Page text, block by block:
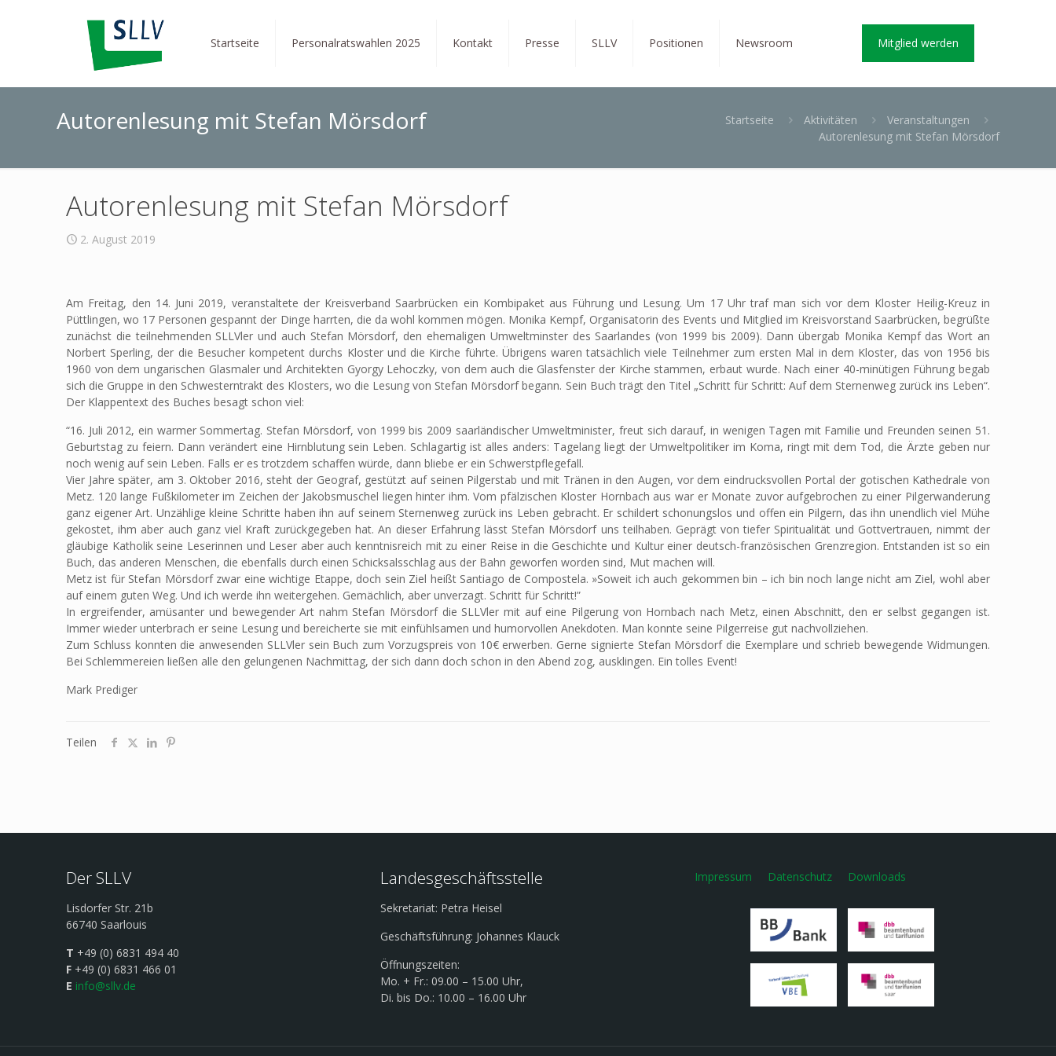
Startseite Personalratswahlen 2025 Kontakt Presse SLLV Positionen Newsroom Mitglied werden
Autorenlesung mit Stefan Mörsdorf Startseite Aktivitäten
Veranstaltungen
Autorenlesung mit Stefan Mörsdorf
Autorenlesung mit Stefan Mörsdorf
2. August 2019
Am Freitag, den 14. Juni 2019, veranstaltete der Kreisverband Saarbrücken ein Kombipaket aus Führung und Lesung. Um 17 Uhr traf man sich vor dem Kloster Heilig-Kreuz in
Püttlingen, wo 17 Personen gespannt der Dinge harrten, die da wohl kommen mögen. Monika Kempf, Organisatorin des Events und Mitglied im Kreisvorstand Saarbrücken, begrüßte
zunächst die teilnehmenden SLLVler und auch Stefan Mörsdorf, den ehemaligen Umweltminster des Saarlandes (von 1999 bis 2009). Dann übergab Monika Kempf das Wort an
Norbert Sperling, der die Besucher kompetent durchs Kloster und die Kirche führte. Übrigens waren tatsächlich viele Teilnehmer zum ersten Mal in dem Kloster, das von 1956 bis
1960 von dem ungarischen Glasmaler und Architekten Gyorgy Lehoczky, von dem auch die Glasfenster der Kirche stammen, erbaut wurde. Nach einer 40-minütigen Führung begab
sich die Gruppe in den Schwesterntrakt des Klosters, wo die Lesung von Stefan Mörsdorf begann. Sein Buch trägt den Titel „Schritt für Schritt: Auf dem Sternenweg zurück ins Leben“.
Der Klappentext des Buches besagt schon viel:
“16. Juli 2012, ein warmer Sommertag. Stefan Mörsdorf, von 1999 bis 2009 saarländischer Umweltminister, freut sich darauf, in wenigen Tagen mit Familie und Freunden seinen 51.
Geburtstag zu feiern. Dann verändert eine Hirnblutung sein Leben. Schlagartig ist alles anders: Tagelang liegt der Umweltpolitiker im Koma, ringt mit dem Tod, die Ärzte geben nur
noch wenig auf sein Leben. Falls er es trotzdem schaffen würde, dann bliebe er ein Schwerstpflegefall.
Vier Jahre später, am 3. Oktober 2016, steht der Geograf, gestützt auf seinen Pilgerstab und mit Tränen in den Augen, vor dem eindrucksvollen Portal der gotischen Kathedrale von
Metz. 120 lange Fußkilometer im Zeichen der Jakobsmuschel liegen hinter ihm. Vom pfälzischen Kloster Hornbach aus war er Monate zuvor aufgebrochen zu einer Pilgerwanderung
ganz eigener Art. Unzählige kleine Schritte haben ihn auf seinem Sternenweg zurück ins Leben gebracht. Er schildert schonungslos und offen ein Pilgern, das ihn unendlich viel Mühe
gekostet, ihm aber auch ganz viel Kraft zurückgegeben hat. An dieser Erfahrung lässt Stefan Mörsdorf uns teilhaben. Geprägt von tiefer Spiritualität und Gottvertrauen, nimmt der
gläubige Katholik seine Leserinnen und Leser aber auch kenntnisreich mit zu einer Reise in die Geschichte und Kultur einer deutsch-französischen Grenzregion. Entstanden ist so ein
Buch, das anderen Menschen, die ebenfalls durch einen Schicksalsschlag aus der Bahn geworfen worden sind, Mut machen will.
Metz ist für Stefan Mörsdorf zwar eine wichtige Etappe, doch sein Ziel heißt Santiago de Compostela. »Soweit ich auch gekommen bin – ich bin noch lange nicht am Ziel, wohl aber
auf einem guten Weg. Und ich werde ihn weitergehen. Gemächlich, aber unverzagt. Schritt für Schritt!”
In ergreifender, amüsanter und bewegender Art nahm Stefan Mörsdorf die SLLVler mit auf eine Pilgerung von Hornbach nach Metz, einen Abschnitt, den er selbst gegangen ist.
Immer wieder unterbrach er seine Lesung und bereicherte sie mit einfühlsamen und humorvollen Anekdoten. Man konnte seine Pilgerreise gut nachvollziehen.
Zum Schluss konnten die anwesenden SLLVler sein Buch zum Vorzugspreis von 10€ erwerben. Gerne signierte Stefan Mörsdorf die Exemplare und schrieb bewegende Widmungen.
Bei Schlemmereien ließen alle den gelungenen Nachmittag, der sich dann doch schon in den Abend zog, ausklingen. Ein tolles Event!
Mark Prediger
Teilen
Der SLLV
Lisdorfer Str. 21b
66740 Saarlouis
T +49 (0) 6831 494 40
F +49 (0) 6831 466 01
E info@sllv.de
Landesgeschäftsstelle
Sekretariat: Petra Heisel
Geschäftsführung: Johannes Klauck
Öffnungszeiten:
Mo. + Fr.: 09.00 – 15.00 Uhr,
Di. bis Do.: 10.00 – 16.00 Uhr
Impressum Datenschutz Downloads